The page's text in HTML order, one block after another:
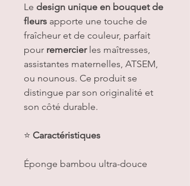
Le design unique en bouquet de
fleurs apporte une touche de
fraîcheur et de couleur, parfait
pour remercier les maîtresses,
assistantes maternelles, ATSEM,
ou nounous. Ce produit se
distingue par son originalité et
son côté durable.
⭐️ Caractéristiques
Éponge bambou ultra-douce